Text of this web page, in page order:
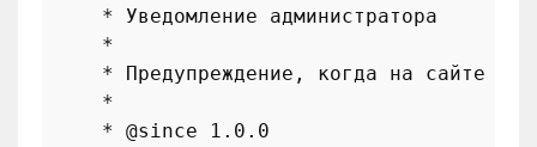
     * Уведомление администратора
     *
* Предупреждение, когда на сайте не
     *
     *
@since 1.0.0